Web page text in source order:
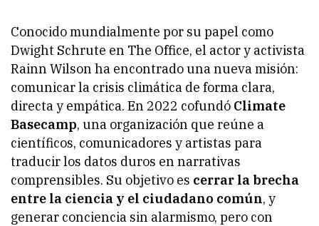
Conocido mundialmente por su papel como
Dwight Schrute en The Office, el actor y activista
Rainn Wilson ha encontrado una nueva misión:
comunicar la crisis climática de forma clara,
directa y empática. En 2022 cofundó Climate
Basecamp, una organización que reúne a
científicos, comunicadores y artistas para
traducir los datos duros en narrativas
comprensibles. Su objetivo es cerrar la brecha
entre la ciencia y el ciudadano común, y
generar conciencia sin alarmismo, pero con